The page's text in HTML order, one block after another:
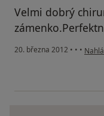
Velmi dobrý
20. března 2012 • • •